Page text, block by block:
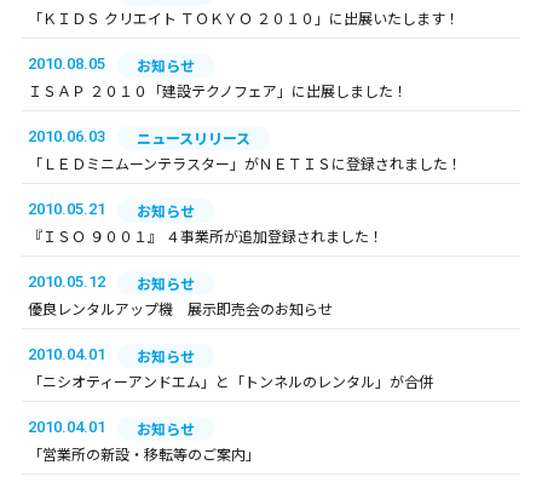
「ＫＩＤＳ クリエイト ＴＯＫＹＯ ２０１０」に出展いたします！
2010.08.05
お知らせ
ＩＳＡＰ ２０１０「建設テクノフェア」に出展しました！
2010.06.03
ニュースリリース
「ＬＥＤミニムーンテラスター」がＮＥＴＩＳに登録されました！
2010.05.21
お知らせ
『ＩＳＯ ９００１』 ４事業所が追加登録されました！
2010.05.12
お知らせ
優良レンタルアップ機 展示即売会のお知らせ
2010.04.01
お知らせ
「ニシオティーアンドエム」と「トンネルのレンタル」が合併
2010.04.01
お知らせ
「営業所の新設・移転等のご案内」